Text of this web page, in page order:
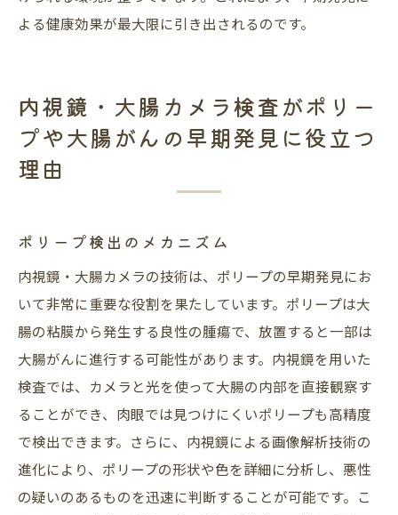
よる健康効果が最大限に引き出されるのです。
内視鏡・大腸カメラ検査がポリー
プや大腸がんの早期発見に役立つ
理由
ポリープ検出のメカニズム
内視鏡・大腸カメラの技術は、ポリープの早期発見にお
いて非常に重要な役割を果たしています。ポリープは大
腸の粘膜から発生する良性の腫瘍で、放置すると一部は
大腸がんに進行する可能性があります。内視鏡を用いた
検査では、カメラと光を使って大腸の内部を直接観察す
ることができ、肉眼では見つけにくいポリープも高精度
で検出できます。さらに、内視鏡による画像解析技術の
進化により、ポリープの形状や色を詳細に分析し、悪性
の疑いのあるものを迅速に判断することが可能です。こ